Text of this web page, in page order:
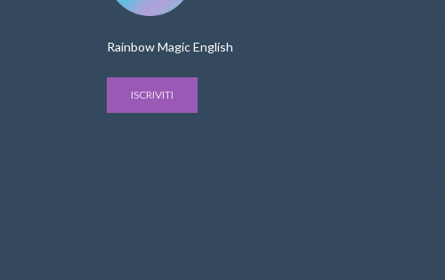
Rainbow Magic English
ISCRIVITI